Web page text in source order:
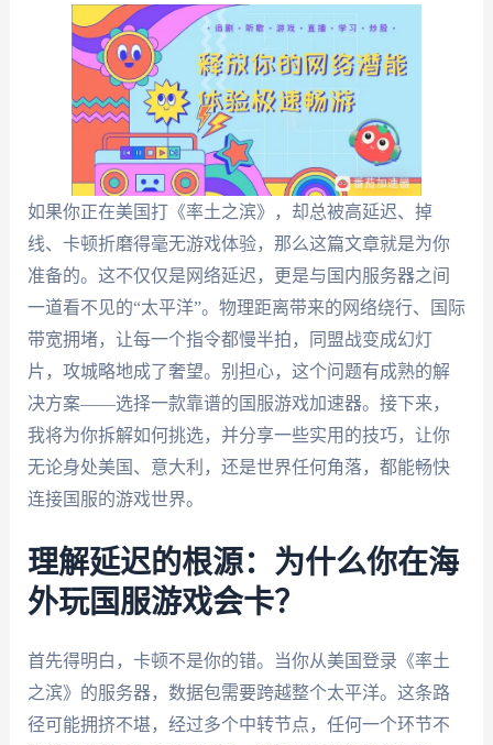
如果你正在美国打《率土之滨》，却总被高延迟、掉
线、卡顿折磨得毫无游戏体验，那么这篇文章就是为你
准备的。这不仅仅是网络延迟，更是与国内服务器之间
一道看不见的“太平洋”。物理距离带来的网络绕行、国际
带宽拥堵，让每一个指令都慢半拍，同盟战变成幻灯
片，攻城略地成了奢望。别担心，这个问题有成熟的解
决方案——选择一款靠谱的国服游戏加速器。接下来，
我将为你拆解如何挑选，并分享一些实用的技巧，让你
无论身处美国、意大利，还是世界任何角落，都能畅快
连接国服的游戏世界。
理解延迟的根源：为什么你在海
外玩国服游戏会卡？
首先得明白，卡顿不是你的错。当你从美国登录《率土
之滨》的服务器，数据包需要跨越整个太平洋。这条路
径可能拥挤不堪，经过多个中转节点，任何一个环节不